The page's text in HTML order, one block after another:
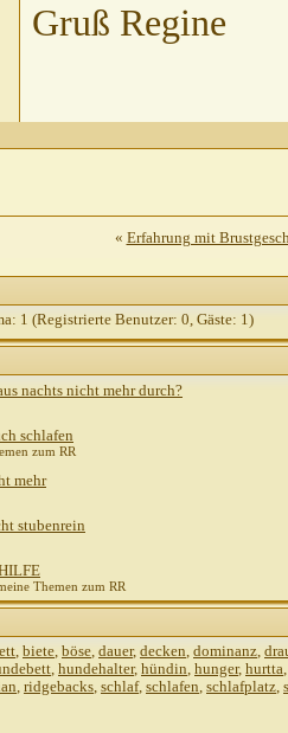
Gruß Regine
« Erfahrung mit
1 (Registrierte Benutzer: 0, Gäste: 1)
nachts nicht mehr durch?
schlafen
zum RR
mehr
stubenrein
Themen zum RR
, biete, böse, dauer, decken, dominanz,
, hundehalter, hündin, hunger, hurtta
, ridgebacks, schlaf, schlafen, schlafplatz,